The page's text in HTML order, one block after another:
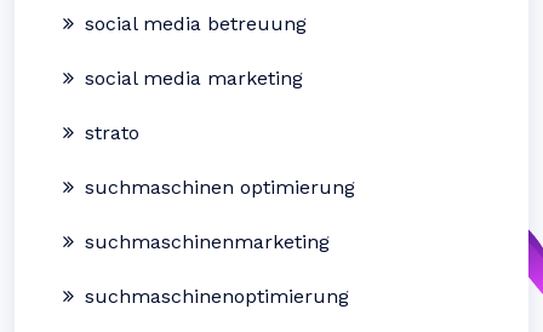
social media betreuung
social media marketing
strato
suchmaschinen optimierung
suchmaschinenmarketing
suchmaschinenoptimierung